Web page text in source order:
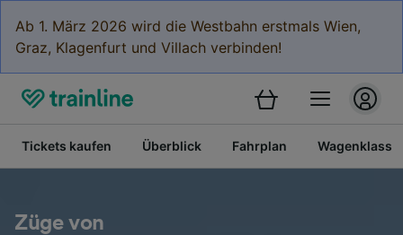
Ab 1. März 2026 wird die Westbahn erstmals Wien,
Graz, Klagenfurt und Villach verbinden!
Tickets kaufen Überblick Fahrplan
Züge von